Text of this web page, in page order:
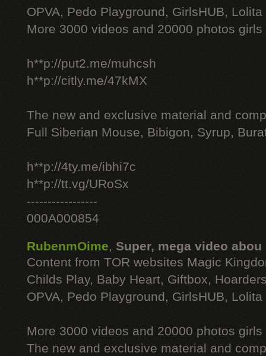
OPVA, Pedo Playground, GirlsHUB, Lolita
More 3000 videos and 20000 photos
h**p://put2.me/muhcsh
h**p://citly.me/47kMX
The new and exclusive material and
Full Siberian Mouse, Bibigon, Syrup,
h**p://4ty.me/ibhi7c
h**p://tt.vg/URoSx
-----------------
000A000854
RubenmOime, Super, mega video abou
Content from TOR websites Magic
Childs Play, Baby Heart, Giftbox,
OPVA, Pedo Playground, GirlsHUB, Lolita
More 3000 videos and 20000 photos
The new and exclusive material and